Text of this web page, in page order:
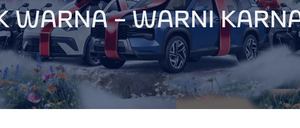
WARNA - WARNI